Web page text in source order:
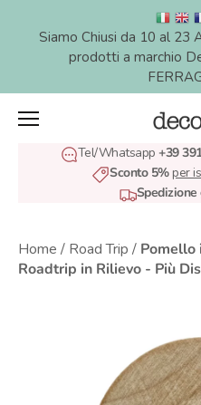
Siamo Chiusi da 10 al 23
prodotti a marchio
Tel/Whatsapp +39
Sconto 5%per
Home / Road Trip / Pomello
Roadtrip in Rilievo - Più